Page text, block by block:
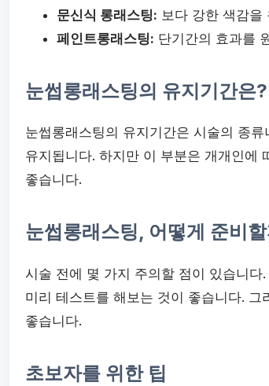
문신식 롱래스팅: 보다 강한 색감
페인트롱래스팅: 단기간의 효과를
눈썹롱래스팅의 유지기간은?
눈썹롱래스팅의 유지기간은 시술의 종
유지됩니다. 하지만 이 부분은 개개인에
좋습니다.
눈썹롱래스팅, 어떻게 준비
시술 전에 몇 가지 주의할 점이 있습니
미리 테스트를 해보는 것이 좋습니다.
좋습니다.
초보자를 위한 팁